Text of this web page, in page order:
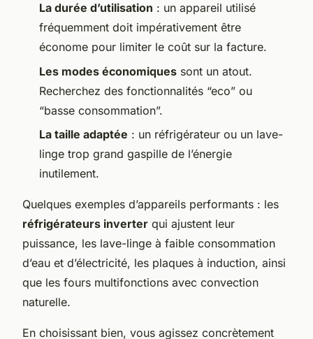
La durée d’utilisation : un appareil utilisé
fréquemment doit impérativement être
économe pour limiter le coût sur la facture.
Les modes économiques sont un atout.
Recherchez des fonctionnalités “eco” ou
“basse consommation”.
La taille adaptée : un réfrigérateur ou un lave-
linge trop grand gaspille de l’énergie
inutilement.
Quelques exemples d’appareils performants : les
réfrigérateurs inverter qui ajustent leur
puissance, les lave-linge à faible consommation
d’eau et d’électricité, les plaques à induction, ainsi
que les fours multifonctions avec convection
naturelle.
En choisissant bien, vous agissez concrètement